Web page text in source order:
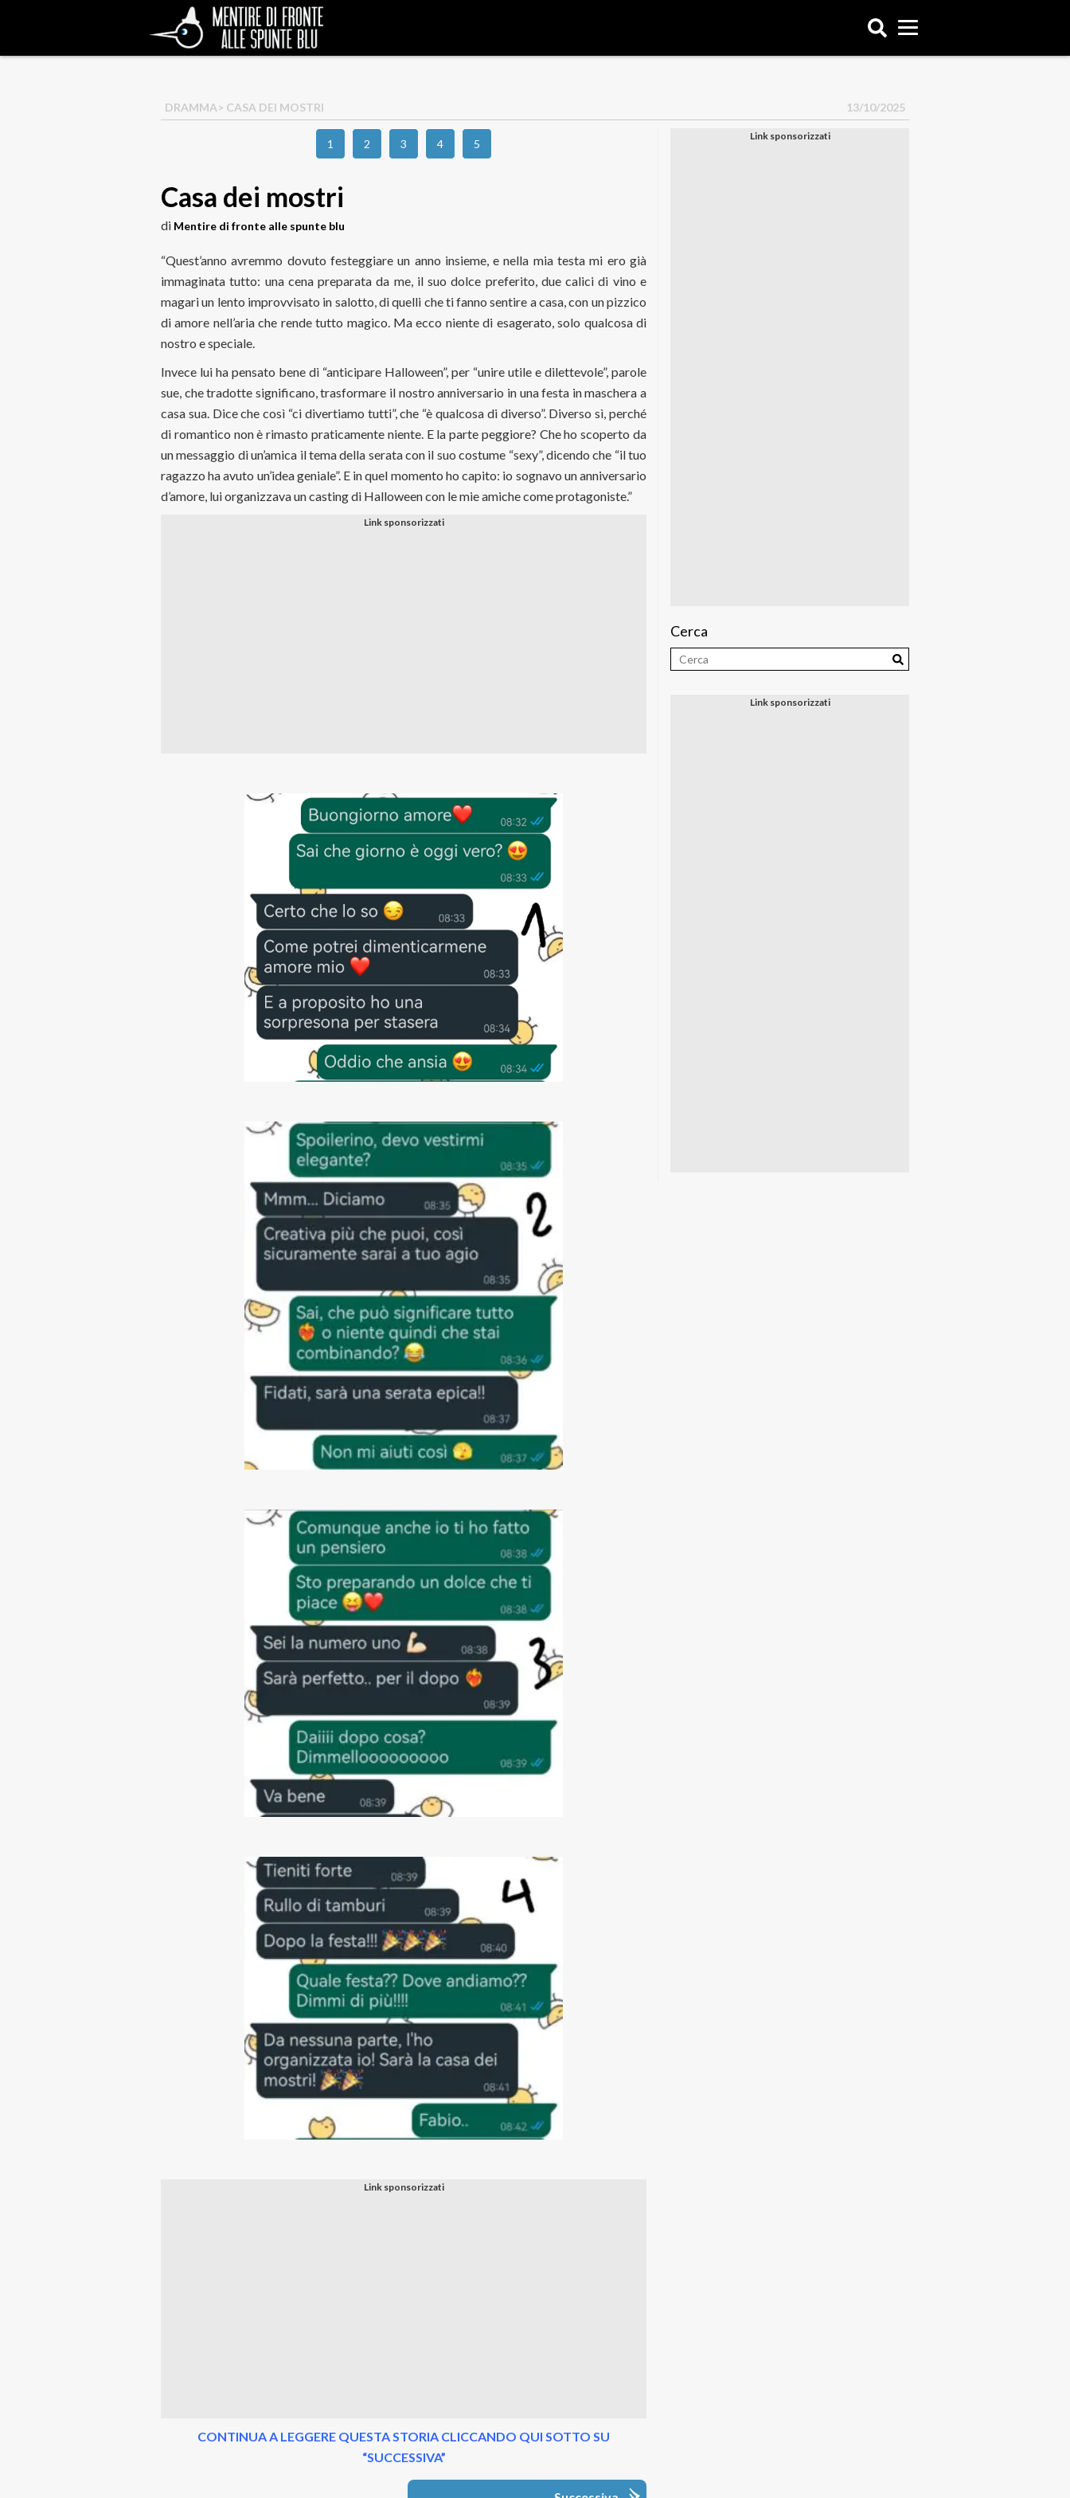
DRAMMA> CASA DEI MOSTRI 13/10/2025
1 2 3 4 5
Casa dei mostri
di Mentire di fronte alle spunte blu
“Quest’anno avremmo dovuto festeggiare un anno insieme, e nella mia testa mi ero già
immaginata tutto: una cena preparata da me, il suo dolce preferito, due calici di vino e
magari un lento improvvisato in salotto, di quelli che ti fanno sentire a casa, con un pizzico
di amore nell’aria che rende tutto magico. Ma ecco niente di esagerato, solo qualcosa di
nostro e speciale.
Invece lui ha pensato bene di “anticipare Halloween”, per “unire utile e dilettevole”, parole
sue, che tradotte significano, trasformare il nostro anniversario in una festa in maschera a
casa sua. Dice che così “ci divertiamo tutti”, che “è qualcosa di diverso”. Diverso sì, perché
di romantico non è rimasto praticamente niente. E la parte peggiore? Che ho scoperto da
un messaggio di un’amica il tema della serata con il suo costume “sexy”, dicendo che “il tuo
ragazzo ha avuto un’idea geniale”. E in quel momento ho capito: io sognavo un anniversario
d’amore, lui organizzava un casting di Halloween con le mie amiche come protagoniste.”
CONTINUA A LEGGERE QUESTA STORIA CLICCANDO QUI SOTTO SU
“SUCCESSIVA”
Cerca